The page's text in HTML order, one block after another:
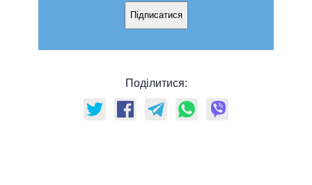
Підписатися
Поділитися: